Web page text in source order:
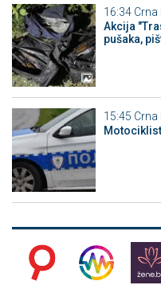
16:34 Crna
Akcija
pušaka,
15:45 Crna